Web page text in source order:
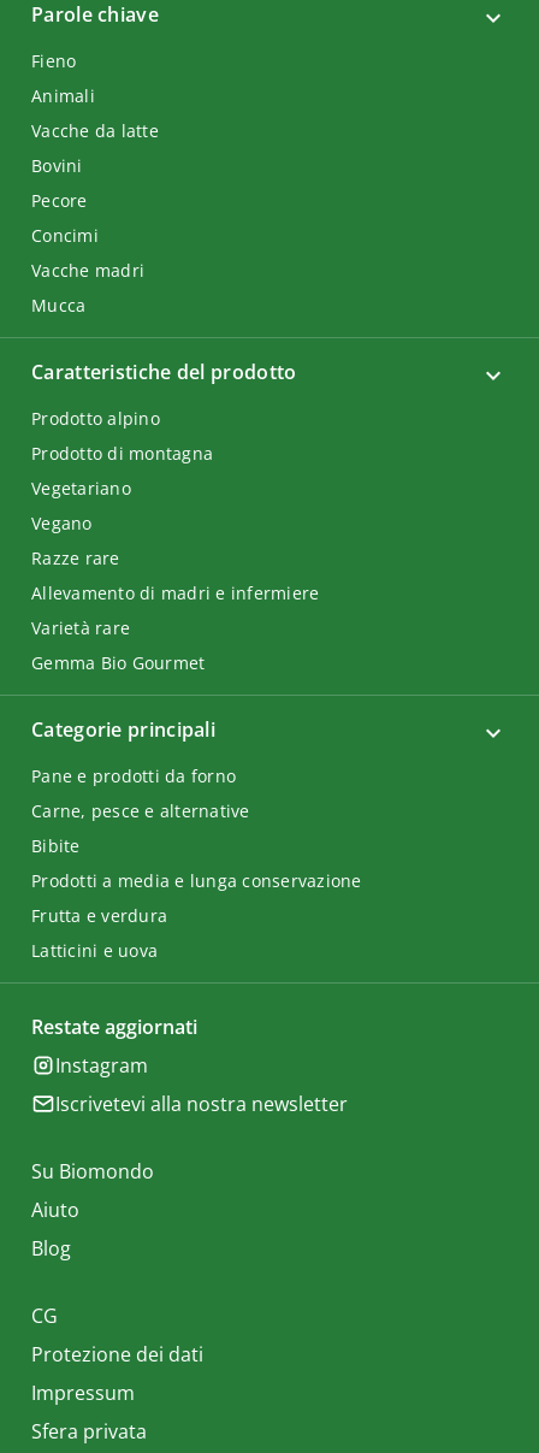
Parole chiave
Fieno
Animali
Vacche da latte
Bovini
Pecore
Concimi
Vacche madri
Mucca
Categorie principali
Pane e prodotti da forno
Carne, pesce e alternative
Bibite
Prodotti a media e lunga conservazione
Frutta e verdura
Latticini e uova
Caratteristiche del prodotto
Prodotto alpino
Prodotto di montagna
Vegetariano
Vegano
Razze rare
Allevamento di madri e infermiere
Varietà rare
Gemma Bio Gourmet
Restate aggiornati
Instagram
Iscrivetevi alla nostra newsletter
Su Biomondo
Aiuto
Blog
CG
Protezione dei dati
Impressum
Sfera privata